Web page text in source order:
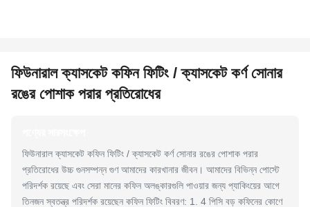
ফিউনারাল ক্যাসকেট কফিন ফিটিং / ক্যাসকেট কর্ণ সোনার
রঙের পোশাক পরার প্রতিরোধের
ফিউনারাল ক্যাসকেট কফিন ফিটিং / ক্যাসকেট কর্ণ সোনার রঙের পোশাক পরার
প্রতিরোধের উচ্চ গুনসম্পন্ন গুণ আমাদের কারখানার জীবন। আমাদের বিভিন্ন পোস্টে
পরিদর্শক রয়েছে এবং সেরা মানের কফিন অলঙ্কারগুলি পাওয়ার জন্য প্যাকিংয়ের আগে
তিনজন স্বতন্ত্র পরিদর্শক রয়েছেন কফিন ফিটিং বিবরণ: 1. 4 পিসি বড় কফিনের কোণে